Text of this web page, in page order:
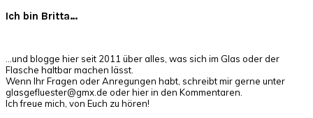
Ich bin Britta…
…und blogge hier seit 2011 über alles, was sich im Glas oder der
Flasche haltbar machen lässt.
Wenn Ihr Fragen oder Anregungen habt, schreibt mir gerne unter
glasgefluester@gmx.de oder hier in den Kommentaren.
Ich freue mich, von Euch zu hören!